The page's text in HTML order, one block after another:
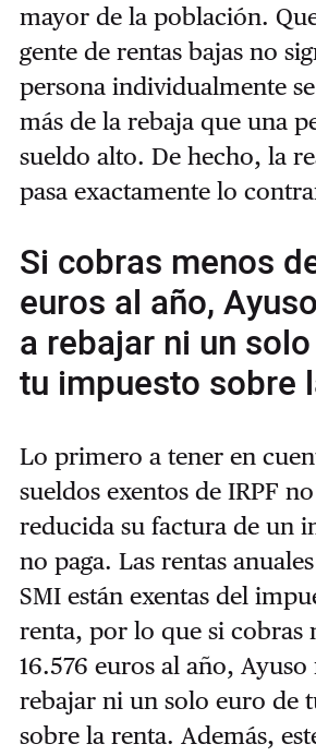
mayor de la población.
gente de rentas bajas no
persona individualmente
más de la rebaja que una
sueldo alto. De hecho, la
pasa exactamente lo
Si cobras menos
euros al año,
a rebajar ni un
tu impuesto sobre
Lo primero a tener en
sueldos exentos de IRPF
reducida su factura de un
no paga. Las rentas
SMI están exentas del
renta, por lo que si cobras
16.576 euros al año, Ayuso
rebajar ni un solo euro de
sobre la renta. Además,